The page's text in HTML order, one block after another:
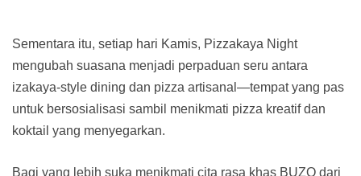
Sementara itu, setiap hari Kamis, Pizzakaya Night
mengubah suasana menjadi perpaduan seru antara
izakaya-style dining dan pizza artisanal—tempat yang pas
untuk bersosialisasi sambil menikmati pizza kreatif dan
koktail yang menyegarkan.
Bagi yang lebih suka menikmati cita rasa khas BUZO dari